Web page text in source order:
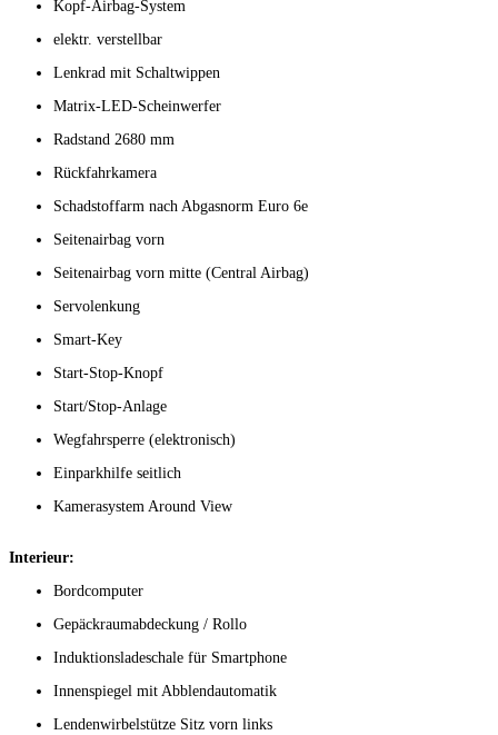
Kopf-Airbag-System
elektr. verstellbar
Lenkrad mit Schaltwippen
Matrix-LED-Scheinwerfer
Radstand 2680 mm
Rückfahrkamera
Schadstoffarm nach Abgasnorm Euro 6e
Seitenairbag vorn
Seitenairbag vorn mitte (Central Airbag)
Servolenkung
Smart-Key
Start-Stop-Knopf
Start/Stop-Anlage
Wegfahrsperre (elektronisch)
Einparkhilfe seitlich
Kamerasystem Around View
Interieur:
Bordcomputer
Gepäckraumabdeckung / Rollo
Induktionsladeschale für Smartphone
Innenspiegel mit Abblendautomatik
Lendenwirbelstütze Sitz vorn links